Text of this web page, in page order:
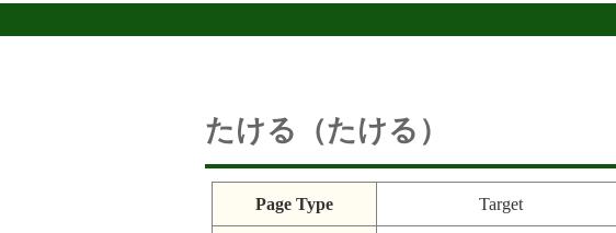
たける（たける）
Page Type Target